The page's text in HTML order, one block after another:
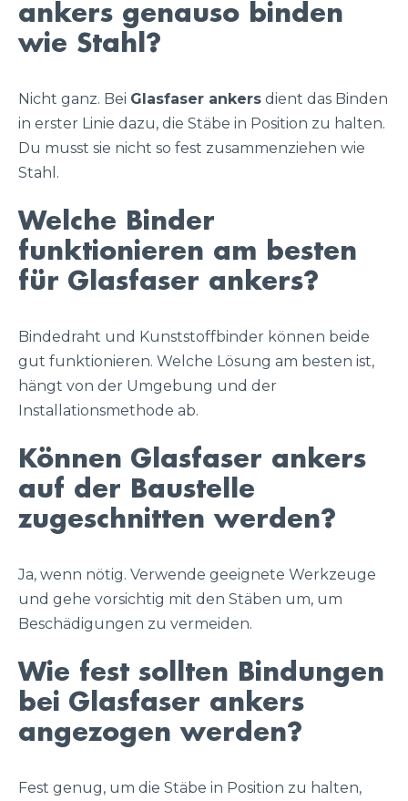
ankers genauso binden
wie Stahl?
Nicht ganz. Bei Glasfaser ankers dient das Binden
in erster Linie dazu, die Stäbe in Position zu halten.
Du musst sie nicht so fest zusammenziehen wie
Stahl.
Welche Binder
funktionieren am besten
für Glasfaser ankers?
Bindedraht und Kunststoffbinder können beide
gut funktionieren. Welche Lösung am besten ist,
hängt von der Umgebung und der
Installationsmethode ab.
Können Glasfaser ankers
auf der Baustelle
zugeschnitten werden?
Ja, wenn nötig. Verwende geeignete Werkzeuge
und gehe vorsichtig mit den Stäben um, um
Beschädigungen zu vermeiden.
Wie fest sollten Bindungen
bei Glasfaser ankers
angezogen werden?
Fest genug, um die Stäbe in Position zu halten,